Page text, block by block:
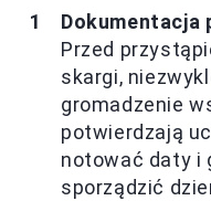
Dokumentacja
Przed
skargi,
gromadzenie
potwierdzają
notować daty i
sporządzić